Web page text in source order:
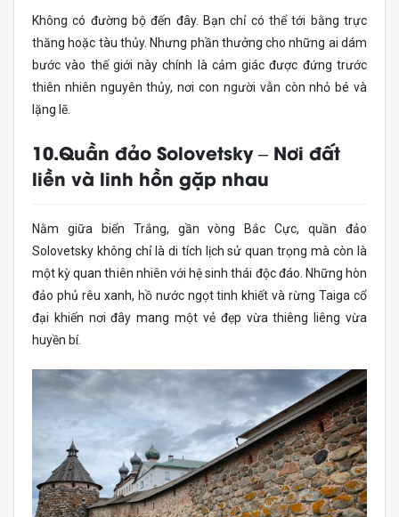
Không có đường bộ đến đây. Bạn chỉ có thể tới bằng trực
thăng hoặc tàu thủy. Nhưng phần thưởng cho những ai dám
bước vào thế giới này chính là cảm giác được đứng trước
thiên nhiên nguyên thủy, nơi con người vẫn còn nhỏ bé và
lặng lẽ.
10.Quần đảo Solovetsky – Nơi đất
liền và linh hồn gặp nhau
Nằm giữa biển Trắng, gần vòng Bắc Cực, quần đảo
Solovetsky không chỉ là di tích lịch sử quan trọng mà còn là
một kỳ quan thiên nhiên với hệ sinh thái độc đáo. Những hòn
đảo phủ rêu xanh, hồ nước ngọt tinh khiết và rừng Taiga cổ
đại khiến nơi đây mang một vẻ đẹp vừa thiêng liêng vừa
huyền bí.